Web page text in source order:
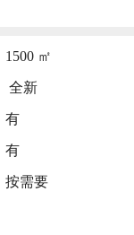
1500 ㎡
全新
有
有
按需要